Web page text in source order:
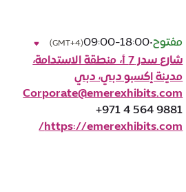
مفتوح•
09:00-18:00
(GMT+4)
شارع سدر 7 أ، منطقة الاستدامة،
مدينة إكسبو دبي، دبي
Corporate@emerexhibits.com
+971 4 564 9881
https://emerexhibits.com/